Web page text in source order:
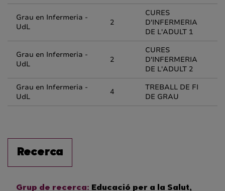
Grau en Infermeria -
UdL
2
CURES
D'INFERMERIA
DE L'ADULT 1
Grau en Infermeria -
UdL
2
CURES
D'INFERMERIA
DE L'ADULT 2
Grau en Infermeria -
UdL
4
TREBALL DE FI
DE GRAU
Recerca
Grup de recerca: Educació per a la Salut,